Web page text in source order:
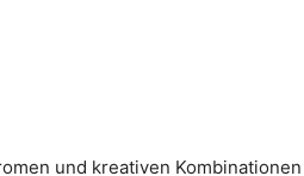
und kreativen Kombinationen